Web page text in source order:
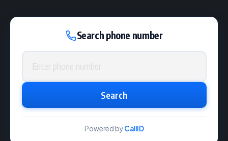
Search phone number
Phone number
Search
Powered byCallID